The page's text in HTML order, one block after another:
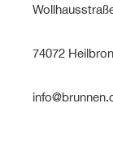
74072